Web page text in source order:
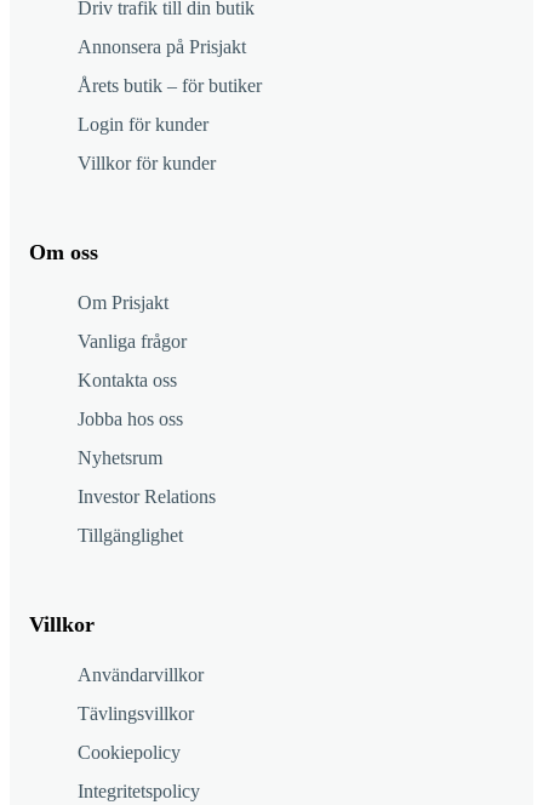
Driv trafik till din butik
Annonsera på Prisjakt
Årets butik – för butiker
Login för kunder
Villkor för kunder
Om oss
Om Prisjakt
Vanliga frågor
Kontakta oss
Jobba hos oss
Nyhetsrum
Investor Relations
Tillgänglighet
Villkor
Användarvillkor
Tävlingsvillkor
Cookiepolicy
Integritetspolicy